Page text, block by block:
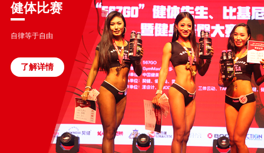
健体比赛
自律等于自由
了解详情